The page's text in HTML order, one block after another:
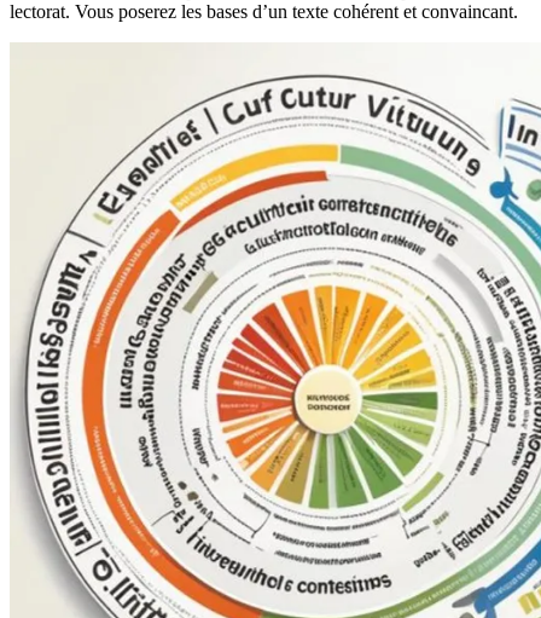
lectorat. Vous poserez les bases d’un texte cohérent et convaincant.